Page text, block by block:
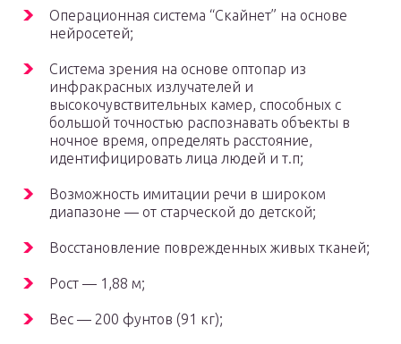
Операционная система “Скайнет” на основе
нейросетей;
Система зрения на основе оптопар из
инфракрасных излучателей и
высокочувствительных камер, способных с
большой точностью распознавать объекты в
ночное время, определять расстояние,
идентифицировать лица людей и т.п;
Возможность имитации речи в широком
диапазоне — от старческой до детской;
Восстановление поврежденных живых тканей;
Рост — 1,88 м;
Вес — 200 фунтов (91 кг);